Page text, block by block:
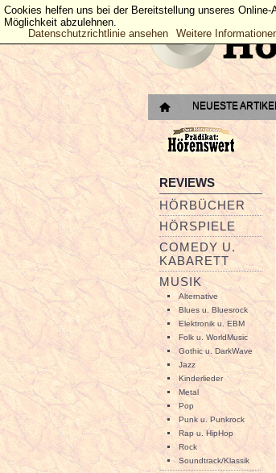
NEUESTE
REVIEWS
HÖRBÜCHER
HÖRSPIELE
COMEDY U.
KABARETT
MUSIK
Alternative
Blues u. Bluesrock
Elektronik u. EBM
Folk u. WorldMusic
Gothic u. DarkWave
Jazz
Kinderlieder
Metal
Pop
Punk u. Punkrock
Rap u. HipHop
Rock
Soundtrack/Klassik
Cookies helfen uns bei der Bereitstellung unseres
Möglichkeit abzulehnen.
Datenschutzrichtlinie ansehen
Weitere